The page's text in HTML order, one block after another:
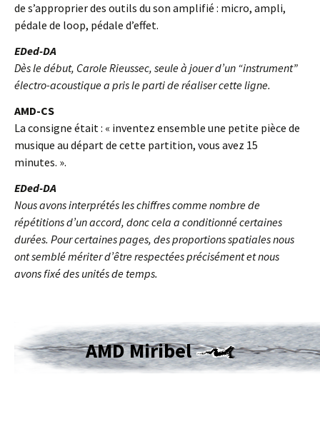
de s’approprier des outils du son amplifié : micro, ampli,
pédale de loop, pédale d’effet.
EDed-DA
Dès le début, Carole Rieussec, seule à jouer d’un “instrument”
électro-acoustique a pris le parti de réaliser cette ligne.
AMD-CS
La consigne était : « inventez ensemble une petite pièce de
musique au départ de cette partition, vous avez 15
minutes. ».
EDed-DA
Nous avons interprétés les chiffres comme nombre de
répétitions d’un accord, donc cela a conditionné certaines
durées. Pour certaines pages, des proportions spatiales nous
ont semblé mériter d’être respectées précisément et nous
avons fixé des unités de temps.
AMD Miribel